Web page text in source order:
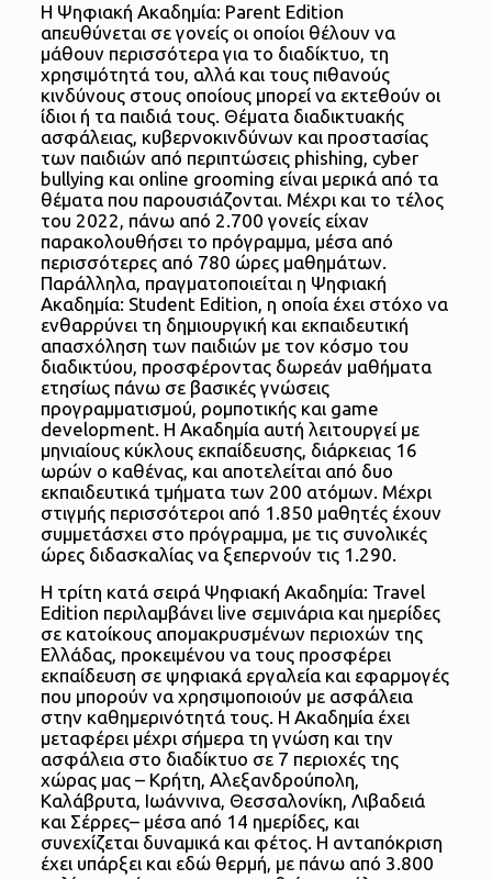
Η Ψηφιακή Ακαδημία: Parent Edition
απευθύνεται σε γονείς οι οποίοι θέλουν να
μάθουν περισσότερα για το διαδίκτυο, τη
χρησιμότητά του, αλλά και τους πιθανούς
κινδύνους στους οποίους μπορεί να εκτεθούν οι
ίδιοι ή τα παιδιά τους. Θέματα διαδικτυακής
ασφάλειας, κυβερνοκινδύνων και προστασίας
των παιδιών από περιπτώσεις phishing, cyber
bullying και online grooming είναι μερικά από τα
θέματα που παρουσιάζονται. Μέχρι και το τέλος
του 2022, πάνω από 2.700 γονείς είχαν
παρακολουθήσει το πρόγραμμα, μέσα από
περισσότερες από 780 ώρες μαθημάτων.
Παράλληλα, πραγματοποιείται η Ψηφιακή
Ακαδημία: Student Edition, η οποία έχει στόχο να
ενθαρρύνει τη δημιουργική και εκπαιδευτική
απασχόληση των παιδιών με τον κόσμο του
διαδικτύου, προσφέροντας δωρεάν μαθήματα
ετησίως πάνω σε βασικές γνώσεις
προγραμματισμού, ρομποτικής και game
development. Η Ακαδημία αυτή λειτουργεί με
μηνιαίους κύκλους εκπαίδευσης, διάρκειας 16
ωρών ο καθένας, και αποτελείται από δυο
εκπαιδευτικά τμήματα των 200 ατόμων. Μέχρι
στιγμής περισσότεροι από 1.850 μαθητές έχουν
συμμετάσχει στο πρόγραμμα, με τις συνολικές
ώρες διδασκαλίας να ξεπερνούν τις 1.290.
Η τρίτη κατά σειρά Ψηφιακή Ακαδημία: Travel
Edition περιλαμβάνει live σεμινάρια και ημερίδες
σε κατοίκους απομακρυσμένων περιοχών της
Ελλάδας, προκειμένου να τους προσφέρει
εκπαίδευση σε ψηφιακά εργαλεία και εφαρμογές
που μπορούν να χρησιμοποιούν με ασφάλεια
στην καθημερινότητά τους. Η Ακαδημία έχει
μεταφέρει μέχρι σήμερα τη γνώση και την
ασφάλεια στο διαδίκτυο σε 7 περιοχές της
χώρας μας – Κρήτη, Αλεξανδρούπολη,
Καλάβρυτα, Ιωάννινα, Θεσσαλονίκη, Λιβαδειά
και Σέρρες– μέσα από 14 ημερίδες, και
συνεχίζεται δυναμικά και φέτος. Η ανταπόκριση
έχει υπάρξει και εδώ θερμή, με πάνω από 3.800